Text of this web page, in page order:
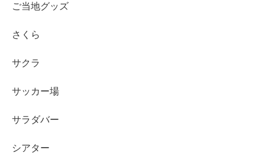
ご当地グッズ
さくら
サクラ
サッカー場
サラダバー
シアター